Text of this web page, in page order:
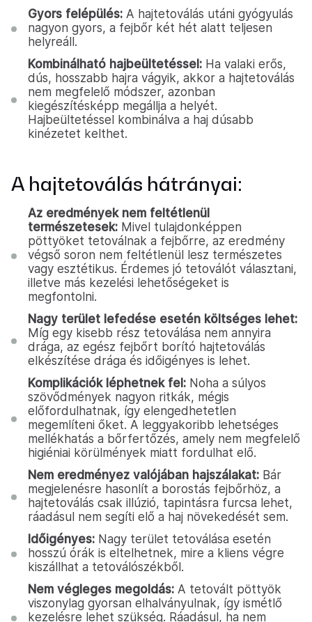
Gyors felépülés: A hajtetoválás utáni gyógyulás
nagyon gyors, a fejbőr két hét alatt teljesen
helyreáll.
Kombinálható hajbeültetéssel: Ha valaki erős,
dús, hosszabb hajra vágyik, akkor a hajtetoválás
nem megfelelő módszer, azonban
kiegészítésképp megállja a helyét.
Hajbeültetéssel kombinálva a haj dúsabb
kinézetet kelthet.
A hajtetoválás hátrányai:
Az eredmények nem feltétlenül
természetesek: Mivel tulajdonképpen
pöttyöket tetoválnak a fejbőrre, az eredmény
végső soron nem feltétlenül lesz természetes
vagy esztétikus. Érdemes jó tetoválót választani,
illetve más kezelési lehetőségeket is
megfontolni.
Nagy terület lefedése esetén költséges lehet:
Míg egy kisebb rész tetoválása nem annyira
drága, az egész fejbőrt borító hajtetoválás
elkészítése drága és időigényes is lehet.
Komplikációk léphetnek fel: Noha a súlyos
szövődmények nagyon ritkák, mégis
előfordulhatnak, így elengedhetetlen
megemlíteni őket. A leggyakoribb lehetséges
mellékhatás a bőrfertőzés, amely nem megfelelő
higiéniai körülmények miatt fordulhat elő.
Nem eredményez valójában hajszálakat: Bár
megjelenésre hasonlít a borostás fejbőrhöz, a
hajtetoválás csak illúzió, tapintásra furcsa lehet,
ráadásul nem segíti elő a haj növekedését sem.
Időigényes: Nagy terület tetoválása esetén
hosszú órák is eltelhetnek, mire a kliens végre
kiszállhat a tetoválószékből.
Nem végleges megoldás: A tetovált pöttyök
viszonylag gyorsan elhalványulnak, így ismétlő
kezelésre lehet szükség. Ráadásul, ha nem